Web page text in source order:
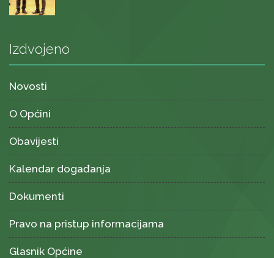
Izdvojeno
Novosti
O Općini
Obavijesti
Kalendar događanja
Dokumenti
Pravo na pristup informacijama
Glasnik Općine